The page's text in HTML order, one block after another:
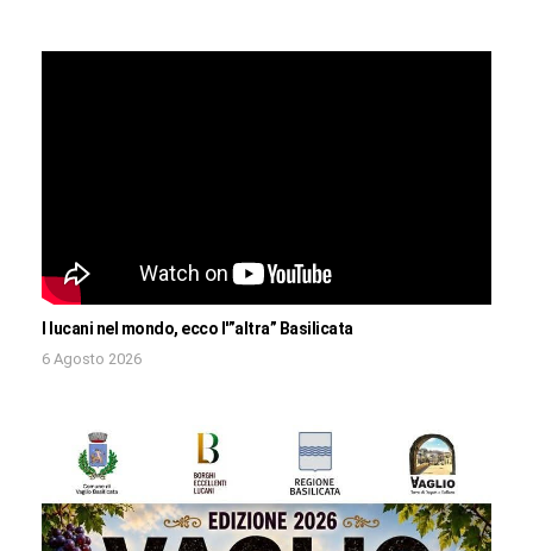
I lucani nel mondo, ecco l'”altra” Basilicata
6 Agosto 2026